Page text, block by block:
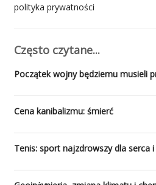
polityka prywatności
Często czytane...
Początek wojny będziemu musieli
Cena kanibalizmu: śmierć
Tenis: sport najzdrowszy dla serca i